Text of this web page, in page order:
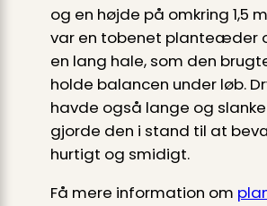
og en højde på omkring 1,5
var en tobenet planteæder
en lang hale, som den
holde balancen under løb.
havde også lange og
gjorde den i stand til at
hurtigt og smidigt.
Få mere information om